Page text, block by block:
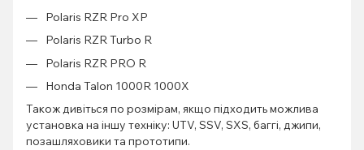
Polaris RZR Pro XP
Polaris RZR Turbo R
Polaris RZR PRO R
Honda Talon 1000R 1000X
Також дивіться по розмірам, якщо підходить можлива
установка на іншу техніку: UTV, SSV, SXS, баггі, джипи,
позашляховики та прототипи.